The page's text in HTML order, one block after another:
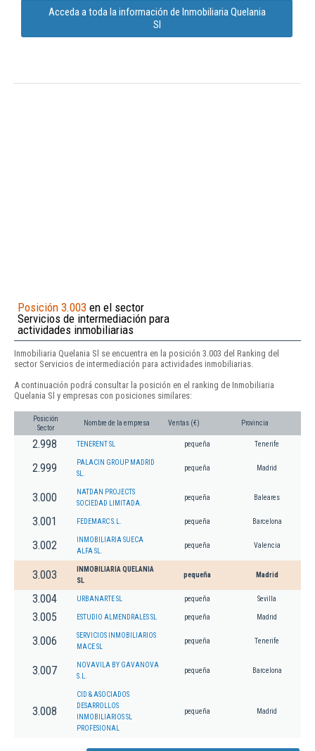
Acceda a toda la información de Inmobiliaria Quelania
Sl
Posición 3.003 en el sector
Servicios de intermediación para
actividades inmobiliarias
Inmobiliaria Quelania Sl se encuentra en la posición 3.003 del Ranking del
sector Servicios de intermediación para actividades inmobiliarias.
A continuación podrá consultar la posición en el ranking de Inmobiliaria
Quelania Sl y empresas con posiciones similares:
Posición
Sector
Nombre de la empresa Ventas (€) Provincia
2.998 TENERENT SL pequeña Tenerife
2.999
PALACIN GROUP MADRID
SL.
pequeña Madrid
3.000
NATDAN PROJECTS
SOCIEDAD LIMITADA.
pequeña Baleares
3.001 FEDEMARC S.L. pequeña Barcelona
3.002
INMOBILIARIA SUECA
ALFA SL.
pequeña Valencia
3.003
INMOBILIARIA QUELANIA
SL
pequeña Madrid
3.004 URBANARTE SL pequeña Sevilla
3.005 ESTUDIO ALMENDRALES SL pequeña Madrid
3.006
SERVICIOS INMOBILIARIOS
MACE SL
pequeña Tenerife
3.007
NOVAVILA BY GAVANOVA
S.L.
pequeña Barcelona
3.008
CID & ASOCIADOS
DESARROLLOS
INMOBILIARIOS SL
PROFESIONAL
pequeña Madrid